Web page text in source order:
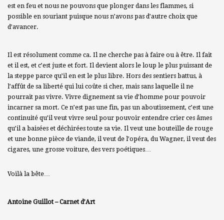
est en feu et nous ne pouvons que plonger dans les flammes, si
possible en souriant puisque nous n’avons pas d’autre choix que
d’avancer.
Il est résolument comme ca. Il ne cherche pas à faire ou à être. Il fait
et il est, et c’est juste et fort. Il devient alors le loup le plus puissant de
la steppe parce qu’il en est le plus libre. Hors des sentiers battus, à
l’affût de sa liberté qui lui coûte si cher, mais sans laquelle il ne
pourrait pas vivre. Vivre dignement sa vie d’homme pour pouvoir
incarner sa mort. Ce n’est pas une fin, pas un aboutissement, c’est une
continuité qu’il veut vivre seul pour pouvoir entendre crier ces âmes
qu’il a baisées et déchirées toute sa vie. Il veut une bouteille de rouge
et une bonne pièce de viande, il veut de l’opéra, du Wagner, il veut des
cigares, une grosse voiture, des vers poétiques…
Voilà la bête…
Antoine Guillot – Carnet d’Art